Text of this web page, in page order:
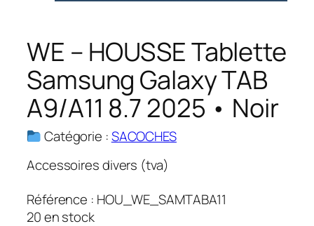
WE – HOUSSE Tablette
Samsung Galaxy TAB
A9/A11 8.7 2025 • Noir
Catégorie :SACOCHES
Accessoires divers (tva)
Référence : HOU_WE_SAMTABA11
20 en stock